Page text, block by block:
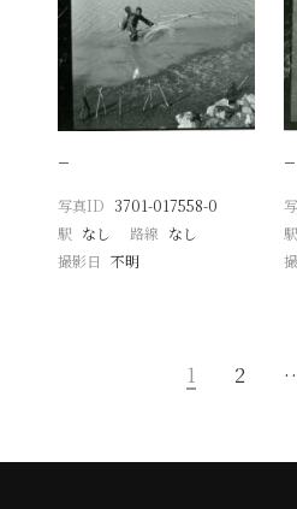
−
写真ID 3701-017558-0
駅 なし 路線 なし
撮影日
不明
−
駅
1 2